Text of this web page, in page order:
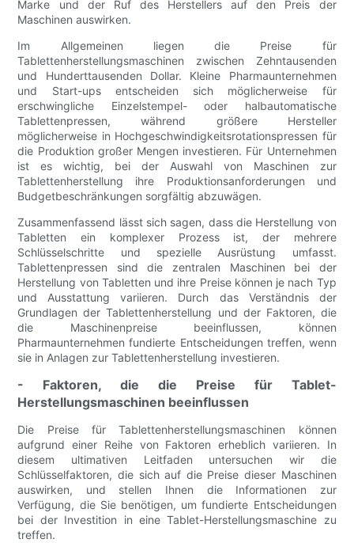
Marke und der Ruf des Herstellers auf den Preis der
Maschinen auswirken.
Im Allgemeinen liegen die Preise für
Tablettenherstellungsmaschinen zwischen Zehntausenden
und Hunderttausenden Dollar. Kleine Pharmaunternehmen
und Start-ups entscheiden sich möglicherweise für
erschwingliche Einzelstempel- oder halbautomatische
Tablettenpressen, während größere Hersteller
möglicherweise in Hochgeschwindigkeitsrotationspressen für
die Produktion großer Mengen investieren. Für Unternehmen
ist es wichtig, bei der Auswahl von Maschinen zur
Tablettenherstellung ihre Produktionsanforderungen und
Budgetbeschränkungen sorgfältig abzuwägen.
Zusammenfassend lässt sich sagen, dass die Herstellung von
Tabletten ein komplexer Prozess ist, der mehrere
Schlüsselschritte und spezielle Ausrüstung umfasst.
Tablettenpressen sind die zentralen Maschinen bei der
Herstellung von Tabletten und ihre Preise können je nach Typ
und Ausstattung variieren. Durch das Verständnis der
Grundlagen der Tablettenherstellung und der Faktoren, die
die Maschinenpreise beeinflussen, können
Pharmaunternehmen fundierte Entscheidungen treffen, wenn
sie in Anlagen zur Tablettenherstellung investieren.
- Faktoren, die die Preise für Tablet-
Herstellungsmaschinen beeinflussen
Die Preise für Tablettenherstellungsmaschinen können
aufgrund einer Reihe von Faktoren erheblich variieren. In
diesem ultimativen Leitfaden untersuchen wir die
Schlüsselfaktoren, die sich auf die Preise dieser Maschinen
auswirken, und stellen Ihnen die Informationen zur
Verfügung, die Sie benötigen, um fundierte Entscheidungen
bei der Investition in eine Tablet-Herstellungsmaschine zu
treffen.